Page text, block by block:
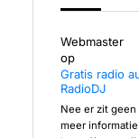
Webmaster
op
Gratis radio
RadioDJ
Nee er zit
meer